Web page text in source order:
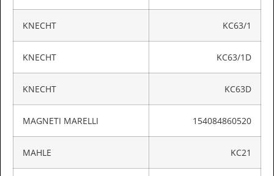
KNECHT KC63/1
KNECHT KC63/1D
KNECHT KC63D
MAGNETI MARELLI 154084860520
MAHLE KC21